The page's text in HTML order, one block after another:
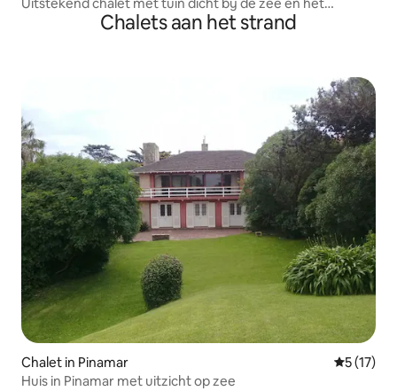
Chalets aan het strand
Chalet in Pinamar
5 (17)
Huis in Pinamar met uitzicht op zee